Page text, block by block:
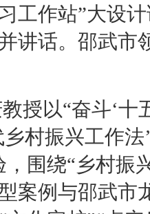
工作站”大设
讲话。邵武市
授以“奋斗‘
乡村振兴工作
，围绕“乡村振
案例与邵武市